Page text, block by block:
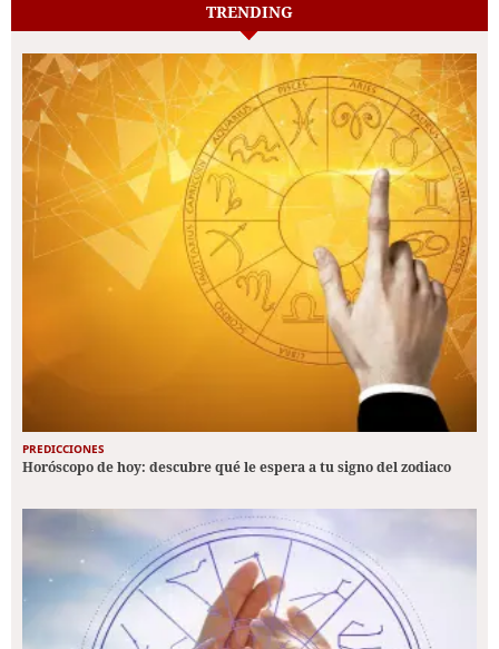
TRENDING
PREDICCIONES
Horóscopo de hoy: descubre qué le espera a tu signo del zodiaco